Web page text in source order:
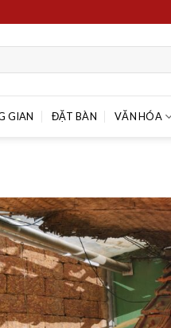
GIAN ĐẶT BÀN VĂN HÓA